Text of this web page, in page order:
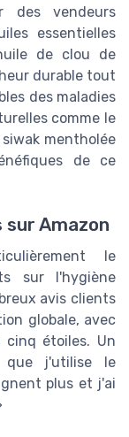
des vendeurs
essentielles
de clou de
durable tout
des maladies
comme le
mentholée
de ce
Amazon
le
sur l'hygiène
avis clients
globale, avec
cinq étoiles. Un
que j'utilise le
plus et j'ai